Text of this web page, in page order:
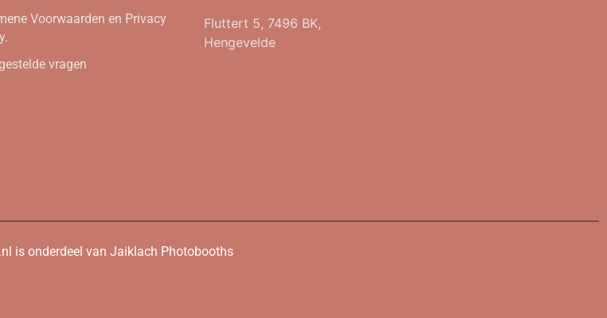
Voorwaarden en Privacy
vragen
Fluttert 5, 7496 BK,
Hengevelde
is onderdeel van Jaiklach Photobooths